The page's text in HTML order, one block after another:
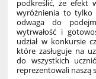
podkreślić, że efekt
wyróżnienia to tylko
odwaga do
wytrwałość i
udział w konkursie
które zasługuje na
do wszystkich
reprezentowali naszą